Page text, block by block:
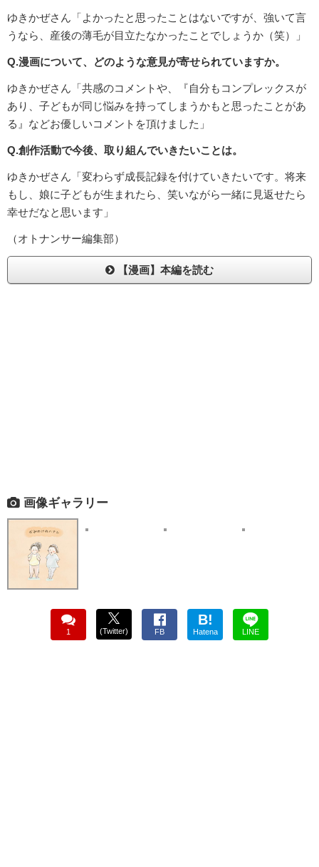
ゆきかぜさん「よかったと思ったことはないですが、強いて言
うなら、産後の薄毛が目立たなかったことでしょうか（笑）」
Q.漫画について、どのような意見が寄せられていますか。
ゆきかぜさん「共感のコメントや、『自分もコンプレックスが
あり、子どもが同じ悩みを持ってしまうかもと思ったことがあ
る』などお優しいコメントを頂けました」
Q.創作活動で今後、取り組んでいきたいことは。
ゆきかぜさん「変わらず成長記録を付けていきたいです。将来
もし、娘に子どもが生まれたら、笑いながら一緒に見返せたら
幸せだなと思います」
（オトナンサー編集部）
【漫画】本編を読む
画像ギャラリー
1 (Twitter) FB
B!
Hatena LINE